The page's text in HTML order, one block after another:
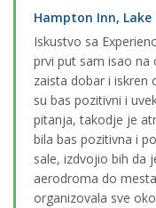
Hampton Inn, Lake
Iskustvo sa
prvi put sam isao
zaista dobar i iskren
su bas pozitivni i
pitanja, takodje je
bila bas pozitivna i
sale, izdvojio bih da
aerodroma do
organizovala sve